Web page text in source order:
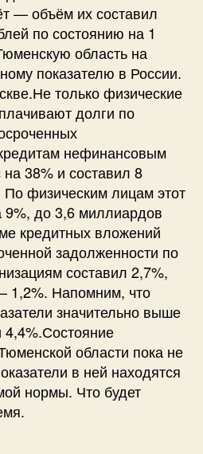
— объём их составил
по состоянию на 1
область на
показателю в России.
только физические
долги по
нефинансовым
38% и составил 8
физическим лицам этот
9%, до 3,6 миллиардов
кредитных вложений
задолженности по
составил 2,7%,
1,2%. Напомним, что
значительно выше
4,4%.Состояние
области пока не
в ней находятся
нормы. Что будет